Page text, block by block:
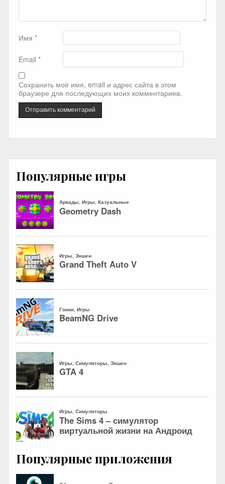
Имя *
Email *
Сохранить моё имя, email и адрес сайта в этом
браузере для последующих моих комментариев.
Популярные игры
Популярные приложения